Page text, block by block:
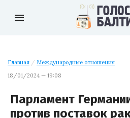
menu
Главная / Международные отношения
18/01/2024 — 19:08
Парламент
против поставок